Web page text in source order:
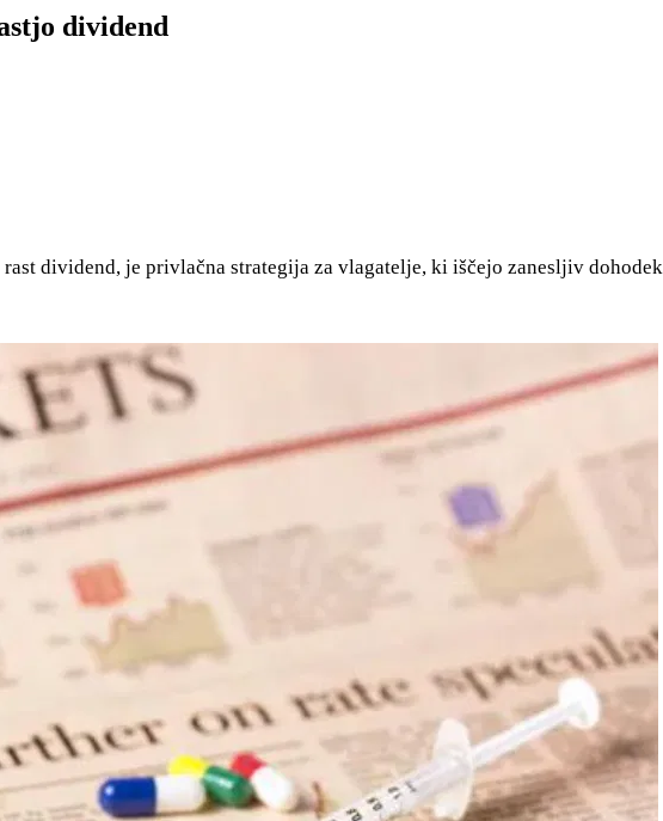
dividend
dividend, je privlačna strategija za vlagatelje, ki iščejo zanesljiv